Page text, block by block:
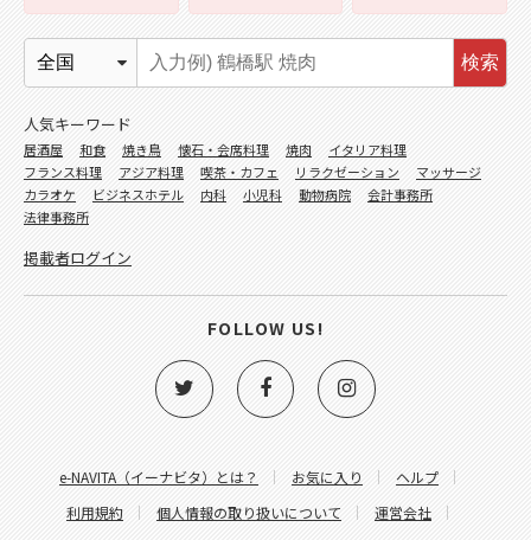
e-NAVITA（イーナビタ）とは？ お気に入り
ヘルプ
利用規約
個人情報の取り扱いについて
運営会社
検索
人気キーワード
居酒屋 和食 焼き鳥 懐石・会席料理 焼肉
イタリア料理
フランス料理
アジア料理 喫茶・カフェ リラクゼーション
マッサージ
カラオケ
ビジネスホテル 内科 小児科 動物病院
会計事務所
法律事務所
掲載者ログイン
FOLLOW US!